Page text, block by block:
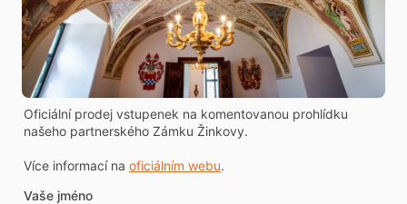
Oficiální prodej vstupenek na komentovanou prohlídku
našeho partnerského Zámku Žinkovy.
Více informací na oficiálním webu.
Vaše jméno